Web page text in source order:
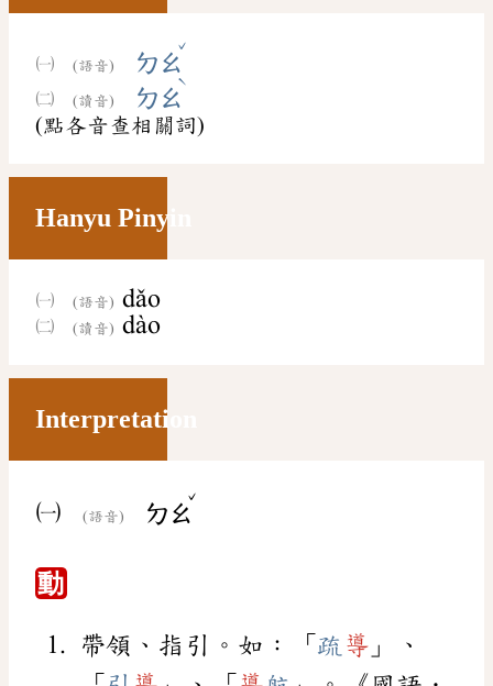
(語音) ㄉㄠ
ˇ
(讀音) ㄉㄠ
ˋ
(點各音查相關詞)
Hanyu Pinyin
(語音) dǎo
(讀音) dào
Interpretation
㈠ (語音) ㄉㄠ
ˇ
動
帶領、指引。如：「 疏 導 」、